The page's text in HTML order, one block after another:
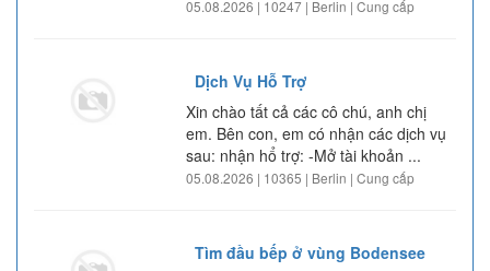
05.08.2026 | 10247 | Berlin | Cung cấp
Dịch Vụ Hỗ Trợ
Xin chào tất cả các cô chú, anh chị
em. Bên con, em có nhận các dịch vụ
sau: nhận hổ trợ: -Mở tài khoản ...
05.08.2026 | 10365 | Berlin | Cung cấp
Tìm đầu bếp ở vùng Bodensee